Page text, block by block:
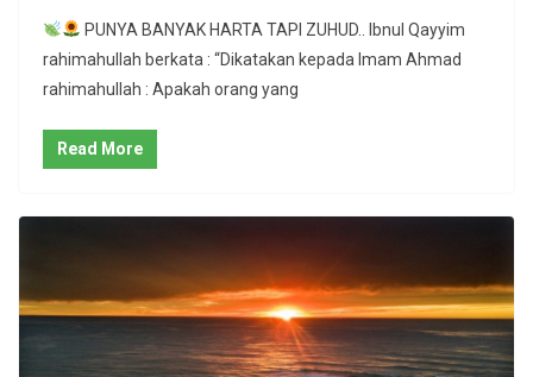
PUNYA BANYAK HARTA TAPI ZUHUD.. Ibnul Qayyim
rahimahullah berkata : “Dikatakan kepada Imam Ahmad
rahimahullah : Apakah orang yang
Read More